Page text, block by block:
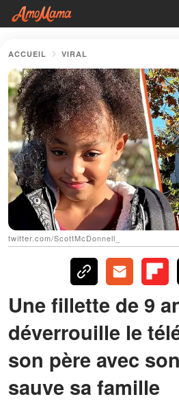
ACCUEIL VIRAL
twitter.com/ScottMcDonnell_
Une fillette de 9
déverrouille le
son père avec
sauve sa famille